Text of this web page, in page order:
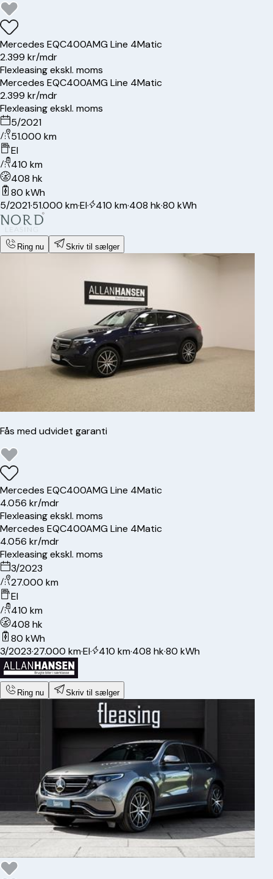
Mercedes EQC400AMG Line 4Matic
2.399 kr/mdr
Flexleasing ekskl. moms
Mercedes EQC400AMG Line 4Matic
2.399 kr/mdr
Flexleasing ekskl. moms
5/2021
51.000 km
El
410 km
408 hk
80 kWh
5/2021·51.000 km·El· 410 km·408 hk·80 kWh
Ring nu Skriv til sælger
Fås med udvidet garanti
Mercedes EQC400AMG Line 4Matic
4.056 kr/mdr
Flexleasing ekskl. moms
Mercedes EQC400AMG Line 4Matic
4.056 kr/mdr
Flexleasing ekskl. moms
3/2023
27.000 km
El
410 km
408 hk
80 kWh
3/2023·27.000 km·El· 410 km·408 hk·80 kWh
Ring nu Skriv til sælger